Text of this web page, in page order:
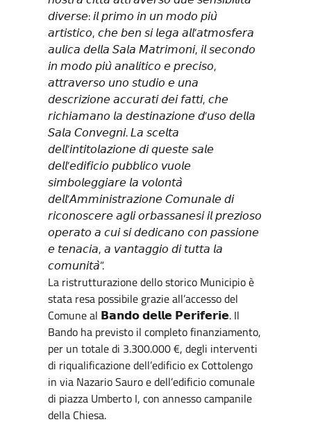
𝘥𝘪𝘷𝘦𝘳𝘴𝘦: 𝘪𝘭 𝘱𝘳𝘪𝘮𝘰 𝘪𝘯 𝘶𝘯 𝘮𝘰𝘥𝘰 𝘱𝘪𝘶̀
𝘢𝘳𝘵𝘪𝘴𝘵𝘪𝘤𝘰, 𝘤𝘩𝘦 𝘣𝘦𝘯 𝘴𝘪 𝘭𝘦𝘨𝘢 𝘢𝘭𝘭’𝘢𝘵𝘮𝘰𝘴𝘧𝘦𝘳𝘢
𝘢𝘶𝘭𝘪𝘤𝘢 𝘥𝘦𝘭𝘭𝘢 𝘚𝘢𝘭𝘢 𝘔𝘢𝘵𝘳𝘪𝘮𝘰𝘯𝘪, 𝘪𝘭 𝘴𝘦𝘤𝘰𝘯𝘥𝘰
𝘪𝘯 𝘮𝘰𝘥𝘰 𝘱𝘪𝘶̀ 𝘢𝘯𝘢𝘭𝘪𝘵𝘪𝘤𝘰 𝘦 𝘱𝘳𝘦𝘤𝘪𝘴𝘰,
𝘢𝘵𝘵𝘳𝘢𝘷𝘦𝘳𝘴𝘰 𝘶𝘯𝘰 𝘴𝘵𝘶𝘥𝘪𝘰 𝘦 𝘶𝘯𝘢
𝘥𝘦𝘴𝘤𝘳𝘪𝘻𝘪𝘰𝘯𝘦 𝘢𝘤𝘤𝘶𝘳𝘢𝘵𝘪 𝘥𝘦𝘪 𝘧𝘢𝘵𝘵𝘪, 𝘤𝘩𝘦
𝘳𝘪𝘤𝘩𝘪𝘢𝘮𝘢𝘯𝘰 𝘭𝘢 𝘥𝘦𝘴𝘵𝘪𝘯𝘢𝘻𝘪𝘰𝘯𝘦 𝘥’𝘶𝘴𝘰 𝘥𝘦𝘭𝘭𝘢
𝘚𝘢𝘭𝘢 𝘊𝘰𝘯𝘷𝘦𝘨𝘯𝘪. 𝘓𝘢 𝘴𝘤𝘦𝘭𝘵𝘢
𝘥𝘦𝘭𝘭’𝘪𝘯𝘵𝘪𝘵𝘰𝘭𝘢𝘻𝘪𝘰𝘯𝘦 𝘥𝘪 𝘲𝘶𝘦𝘴𝘵𝘦 𝘴𝘢𝘭𝘦
𝘥𝘦𝘭𝘭’𝘦𝘥𝘪𝘧𝘪𝘤𝘪𝘰 𝘱𝘶𝘣𝘣𝘭𝘪𝘤𝘰 𝘷𝘶𝘰𝘭𝘦
𝘴𝘪𝘮𝘣𝘰𝘭𝘦𝘨𝘨𝘪𝘢𝘳𝘦 𝘭𝘢 𝘷𝘰𝘭𝘰𝘯𝘵𝘢̀
𝘥𝘦𝘭𝘭’𝘈𝘮𝘮𝘪𝘯𝘪𝘴𝘵𝘳𝘢𝘻𝘪𝘰𝘯𝘦 𝘊𝘰𝘮𝘶𝘯𝘢𝘭𝘦 𝘥𝘪
𝘳𝘪𝘤𝘰𝘯𝘰𝘴𝘤𝘦𝘳𝘦 𝘢𝘨𝘭𝘪 𝘰𝘳𝘣𝘢𝘴𝘴𝘢𝘯𝘦𝘴𝘪 𝘪𝘭 𝘱𝘳𝘦𝘻𝘪𝘰𝘴𝘰
𝘰𝘱𝘦𝘳𝘢𝘵𝘰 𝘢 𝘤𝘶𝘪 𝘴𝘪 𝘥𝘦𝘥𝘪𝘤𝘢𝘯𝘰 𝘤𝘰𝘯 𝘱𝘢𝘴𝘴𝘪𝘰𝘯𝘦
𝘦 𝘵𝘦𝘯𝘢𝘤𝘪𝘢, 𝘢 𝘷𝘢𝘯𝘵𝘢𝘨𝘨𝘪𝘰 𝘥𝘪 𝘵𝘶𝘵𝘵𝘢 𝘭𝘢
𝘤𝘰𝘮𝘶𝘯𝘪𝘵𝘢̀”.
La ristrutturazione dello storico Municipio è
stata resa possibile grazie all’accesso del
Comune al 𝗕𝗮𝗻𝗱𝗼 𝗱𝗲𝗹𝗹𝗲 𝗣𝗲𝗿𝗶𝗳𝗲𝗿𝗶𝗲. Il
Bando ha previsto il completo finanziamento,
per un totale di 3.300.000 €, degli interventi
di riqualificazione dell’edificio ex Cottolengo
in via Nazario Sauro e dell’edificio comunale
di piazza Umberto I, con annesso campanile
della Chiesa.